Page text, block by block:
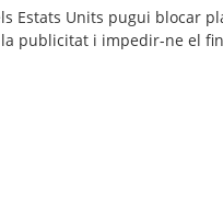
Estats Units pugui blocar
publicitat i impedir-ne el